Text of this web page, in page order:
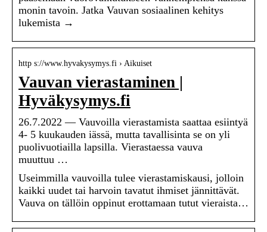
monin tavoin. Jatka Vauvan sosiaalinen kehitys
lukemista →
http s://www.hyvakysymys.fi › Aikuiset
Vauvan vierastaminen |
Hyväkysymys.fi
26.7.2022 — Vauvoilla vierastamista saattaa esiintyä
4- 5 kuukauden iässä, mutta tavallisinta se on yli
puolivuotiailla lapsilla. Vierastaessa vauva
muuttuu …
Useimmilla vauvoilla tulee vierastamiskausi, jolloin
kaikki uudet tai harvoin tavatut ihmiset jännittävät.
Vauva on tällöin oppinut erottamaan tutut vieraista…